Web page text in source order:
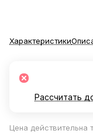
Характеристики
Рассчитать
Цена действительна